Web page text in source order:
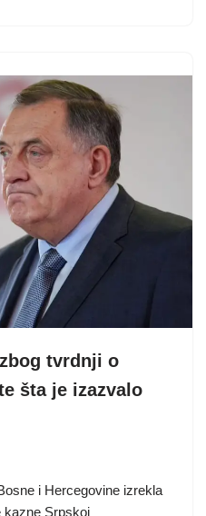
tvrdnji o
šta je izazvalo
i Hercegovine izrekla
kazne Srpskoj